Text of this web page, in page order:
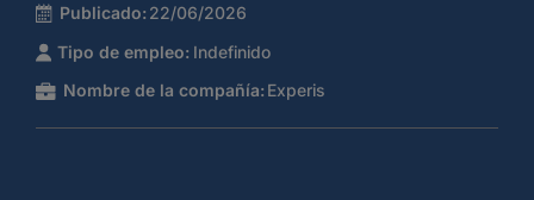
Publicado: 22/06/2026
Tipo de empleo: Indefinido
Nombre de la compañía: Experis